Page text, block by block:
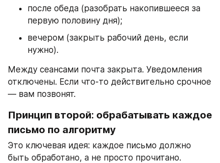
после обеда (разобрать накопившееся за
первую половину дня);
вечером (закрыть рабочий день, если
нужно).
Между сеансами почта закрыта. Уведомления
отключены. Если что-то действительно срочное
— вам позвонят.
Принцип второй: обрабатывать каждое
письмо по алгоритму
Это ключевая идея: каждое письмо должно
быть обработано, а не просто прочитано.